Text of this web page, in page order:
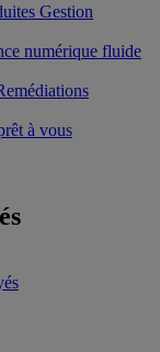
Gestion
numérique fluide
à vous